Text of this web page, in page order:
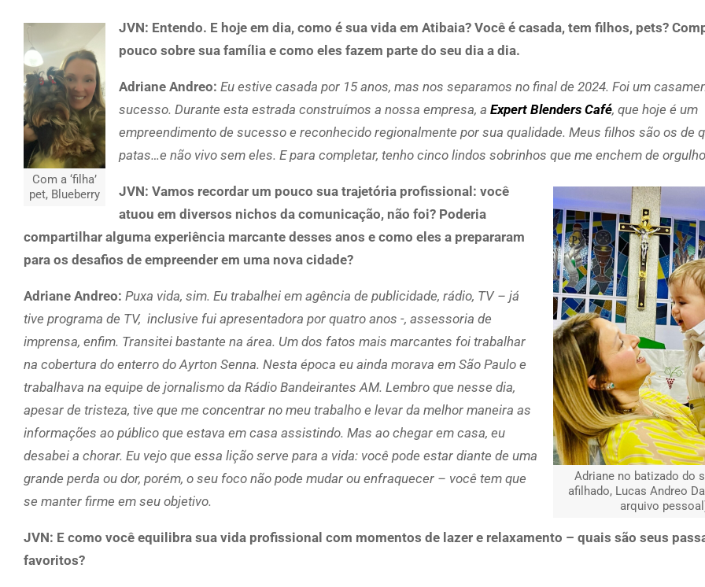
Com a ‘filha’
pet, Blueberry
JVN: Entendo. E hoje em dia, como é sua vida em Atibaia? Você é casada, tem filhos, pets?
pouco sobre sua família e como eles fazem parte do seu dia a dia.
Adriane Andreo: Eu estive casada por 15 anos, mas nos separamos no final de 2024. Foi um
sucesso. Durante esta estrada construímos a nossa empresa, a Expert Blenders Café, que hoje é um
empreendimento de sucesso e reconhecido regionalmente por sua qualidade. Meus filhos são os de
patas…e não vivo sem eles. E para completar, tenho cinco lindos sobrinhos que me enchem de
Adriane no batizado do
afilhado, Lucas Andreo
arquivo
JVN: Vamos recordar um pouco sua trajetória profissional: você
atuou em diversos nichos da comunicação, não foi? Poderia
compartilhar alguma experiência marcante desses anos e como eles a prepararam
para os desafios de empreender em uma nova cidade?
Adriane Andreo: Puxa vida, sim. Eu trabalhei em agência de publicidade, rádio, TV – já
tive programa de TV, inclusive fui apresentadora por quatro anos -, assessoria de
imprensa, enfim. Transitei bastante na área. Um dos fatos mais marcantes foi trabalhar
na cobertura do enterro do Ayrton Senna. Nesta época eu ainda morava em São Paulo e
trabalhava na equipe de jornalismo da Rádio Bandeirantes AM. Lembro que nesse dia,
apesar de tristeza, tive que me concentrar no meu trabalho e levar da melhor maneira as
informações ao público que estava em casa assistindo. Mas ao chegar em casa, eu
desabei a chorar. Eu vejo que essa lição serve para a vida: você pode estar diante de uma
grande perda ou dor, porém, o seu foco não pode mudar ou enfraquecer – você tem que
se manter firme em seu objetivo.
JVN: E como você equilibra sua vida profissional com momentos de lazer e relaxamento – quais são seus
favoritos?